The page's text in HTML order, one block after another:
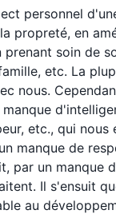
personnel
propreté, en
soin de
etc. La
nous.
etc., qui
manque de
par un manque
Il s'ensuit
au